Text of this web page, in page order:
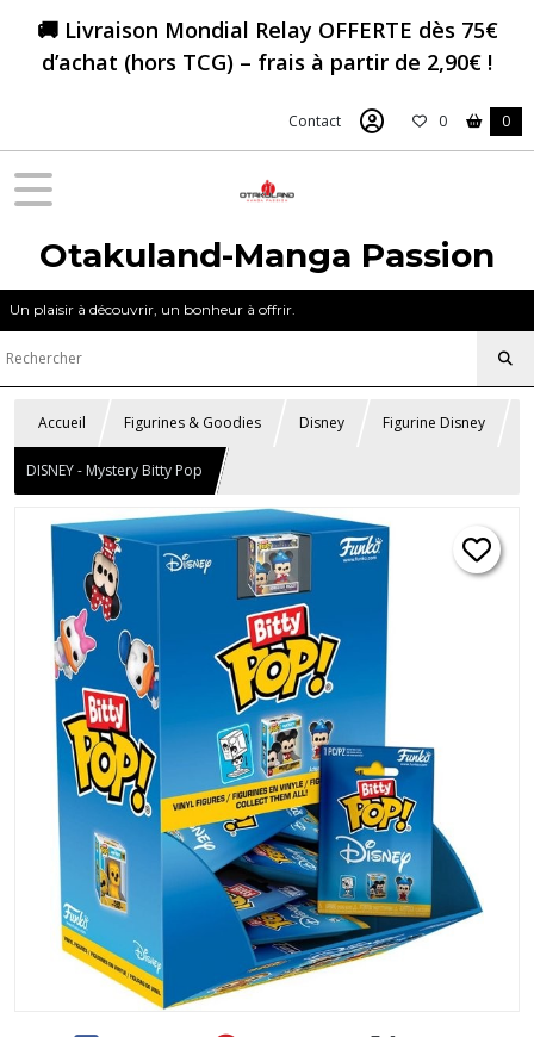
🚚 Livraison Mondial Relay OFFERTE dès 75€
d’achat (hors TCG) – frais à partir de 2,90€ !
Contact 0 0
Otakuland-Manga Passion
Un plaisir à découvrir, un bonheur à offrir.
Accueil Figurines & Goodies Disney Figurine Disney
DISNEY - Mystery Bitty Pop